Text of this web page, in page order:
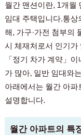
월간 맨션이란, 1개월
임대 주택입니다.통상
해, 가구·가전 첨부의
시 체재처로서 인기가
「정기 차가 계약」
가 많아, 일반 임대와
아래에서는 월간 아파
설명합니다.
월간 아파트의 특